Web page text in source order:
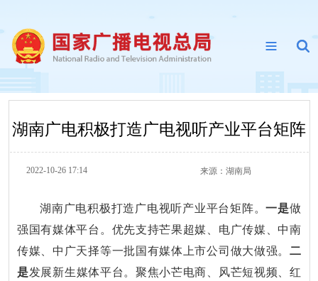
湖南广电积极打造广电视听产业平台矩阵
2022-10-26 17:14 来源： 湖南局
湖南广电积极打造广电视听产业平台矩阵。一是做
强国有媒体平台。优先支持芒果超媒、电广传媒、中南
传媒、中广天择等一批国有媒体上市公司做大做强。 二
是发展新生媒体平台。聚焦小芒电商、风芒短视频、红